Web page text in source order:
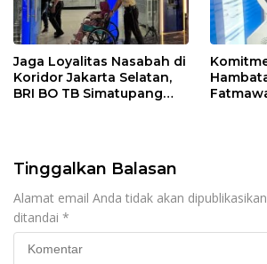
Jaga Loyalitas Nasabah di
Koridor Jakarta Selatan,
BRI BO TB Simatupang
Tinggalkan Balasan
Alamat email Anda tidak akan
ditandai *